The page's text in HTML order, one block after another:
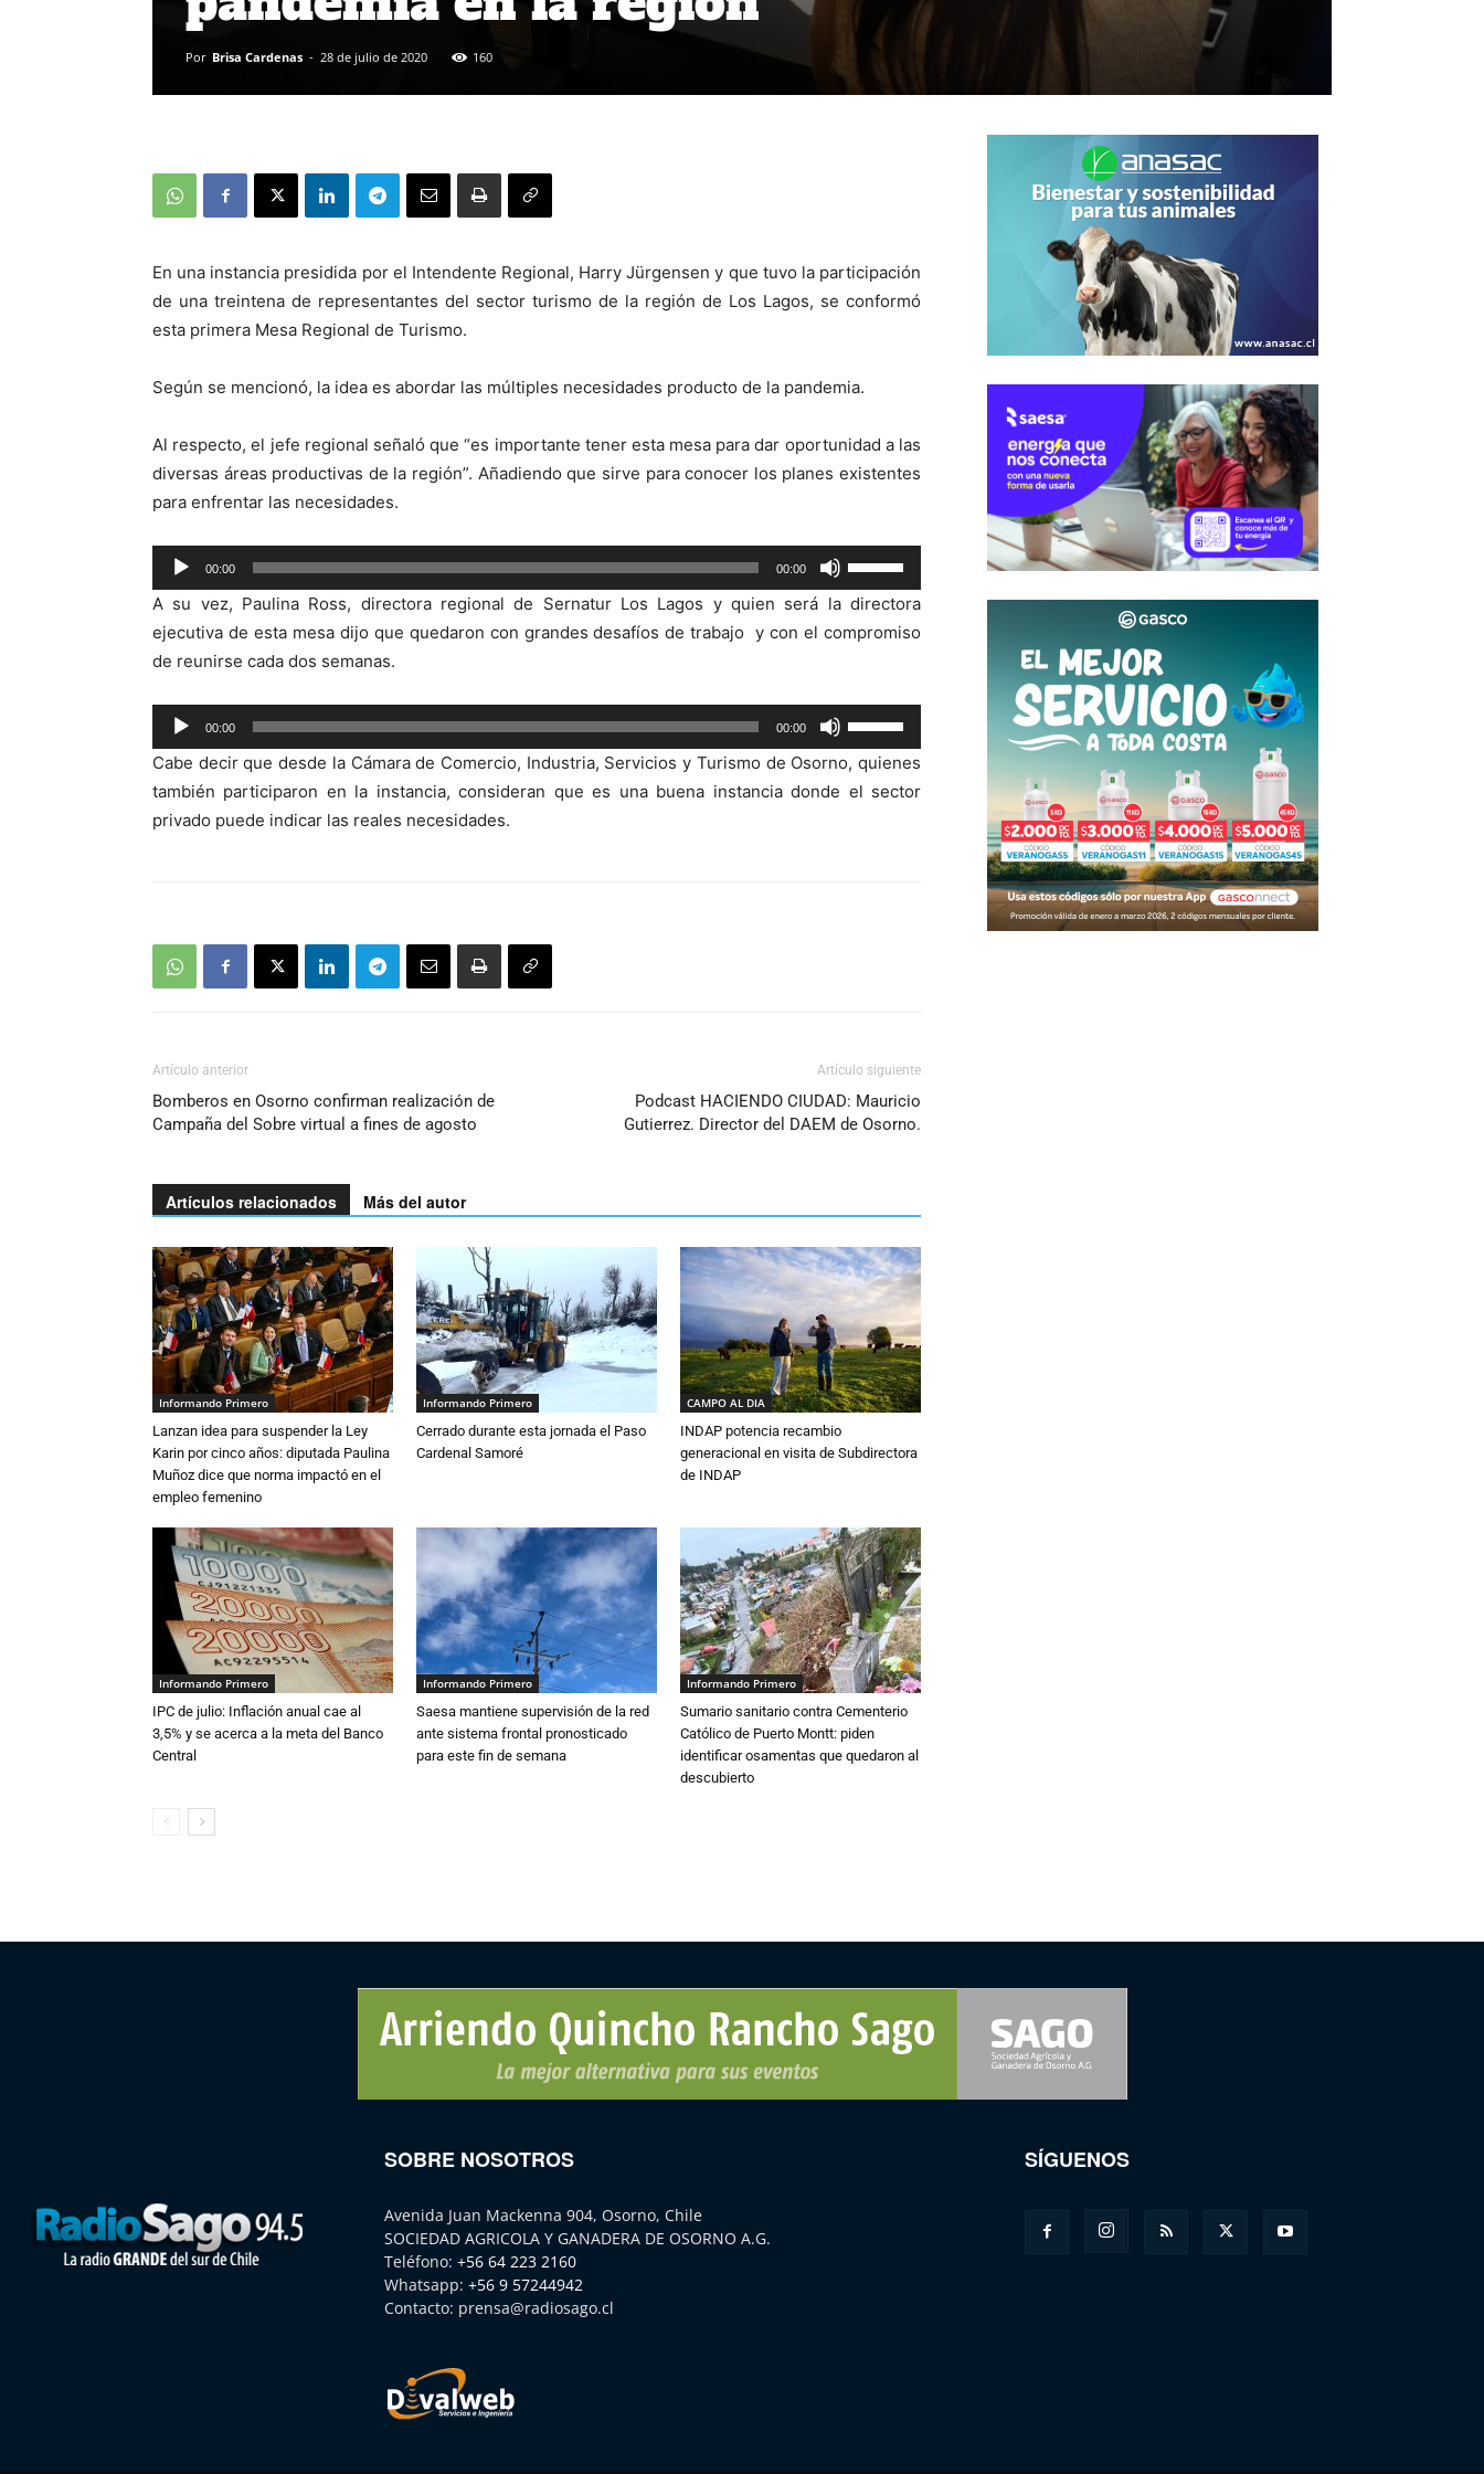
Por Brisa Cardenas - 28 de julio de 2020 160
En una instancia presidida por el Intendente Regional, Harry Jürgensen y que tuvo la participación
de una treintena de representantes del sector turismo de la región de Los Lagos, se conformó
esta primera Mesa Regional de Turismo.
Según se mencionó, la idea es abordar las múltiples necesidades producto de la pandemia.
Al respecto, el jefe regional señaló que “es importante tener esta mesa para dar oportunidad a las
diversas áreas productivas de la región”. Añadiendo que sirve para conocer los planes existentes
para enfrentar las necesidades.
Reproductor
de
audio
00:00 00:00
las
teclas
de
arriba/abajo
para
aumentar
o
A su vez, Paulina Ross, directora regional de Sernatur Los Lagos y quien será la directora
ejecutiva de esta mesa dijo que quedaron con grandes desafíos de trabajo y con el compromiso
de reunirse cada dos semanas.
Reproductor
de
audio
00:00 00:00
las
teclas
de
Cabe decir que desde la Cámara de Comercio, Industria, Servicios y Turismo de Osorno, quienes
también participaron en la instancia, consideran que es una buena instancia donde el sector
privado puede indicar las reales necesidades.
Artículo anterior
Bomberos en Osorno confirman realización de
Campaña del Sobre virtual a fines de agosto
Artículo siguiente
Podcast HACIENDO CIUDAD: Mauricio
Gutierrez. Director del DAEM de Osorno.
Artículos relacionados Más del autor
Informando Primero
Lanzan idea para suspender la Ley
Karin por cinco años: diputada Paulina
Muñoz dice que norma impactó en el
empleo femenino
Informando Primero
Cerrado durante esta jornada el Paso
Cardenal Samoré
CAMPO AL DIA
INDAP potencia recambio
generacional en visita de Subdirectora
de INDAP
Informando Primero
IPC de julio: Inflación anual cae al
3,5% y se acerca a la meta del Banco
Central
Informando Primero
Saesa mantiene supervisión de la red
ante sistema frontal pronosticado
para este fin de semana
Informando Primero
Sumario sanitario contra Cementerio
Católico de Puerto Montt: piden
identificar osamentas que quedaron al
descubierto
SOBRE NOSOTROS
Avenida Juan Mackenna 904, Osorno, Chile
SOCIEDAD AGRICOLA Y GANADERA DE OSORNO A.G.
Teléfono: +56 64 223 2160
Whatsapp: +56 9 57244942
Contacto: prensa@radiosago.cl
SÍGUENOS